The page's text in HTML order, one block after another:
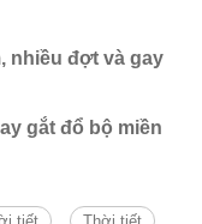
nhiều đợt và gay
gắt đổ bộ miền